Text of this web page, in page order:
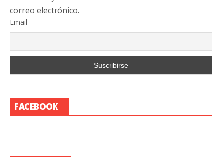
correo electrónico.
Email
FACEBOOK